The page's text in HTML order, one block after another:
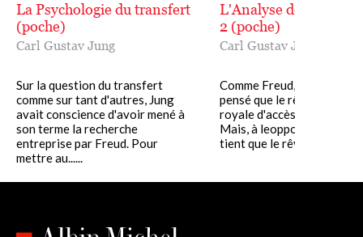
La Psychologie du transfert
(poche)
Carl Gustav Jung
Sur la question du transfert
comme sur tant d'autres, Jung
avait conscience d'avoir mené à
son terme la recherche
entreprise par Freud. Pour
mettre au......
L'Analyse des rêves -
2 (poche)
Carl Gustav Jung
Comme Freud, Jung a
pensé que le rêve était «
royale d'accès à
Mais, à leopposé de
tient que le rêve......